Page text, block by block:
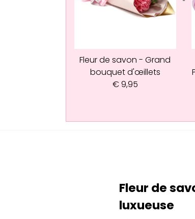
Fleur de savon - Grand
bouquet d'œillets
€9,95
Fleur de
luxueuse